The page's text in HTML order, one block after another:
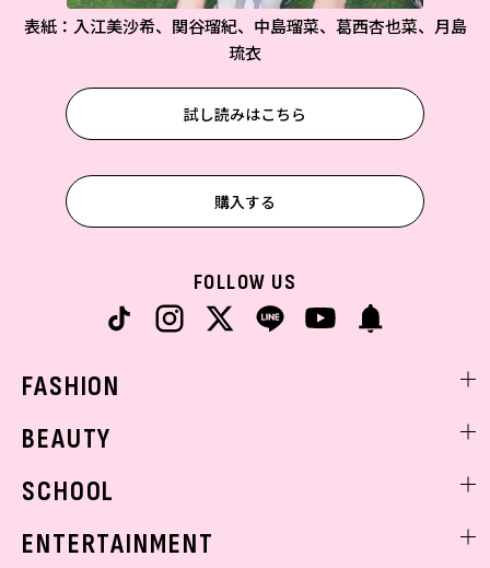
表紙：入江美沙希、関谷瑠紀、中島瑠菜、葛西杏也菜、月島
琉衣
試し読みはこちら
購入する
FOLLOW US
FASHION
着回し
BEAUTY
ベストコスメ
SCHOOL
ENTERTAINMENT